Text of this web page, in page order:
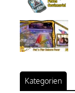
Kategorien